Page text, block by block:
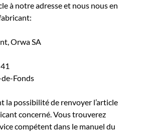
à notre adresse et nous nous en
Orwa SA
Fonds
la possibilité de renvoyer l’article
concerné. Vous trouverez
compétent dans le manuel du